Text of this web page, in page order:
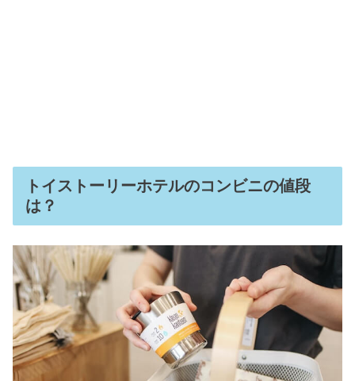
トイストーリーホテルのコンビニの値段
は？